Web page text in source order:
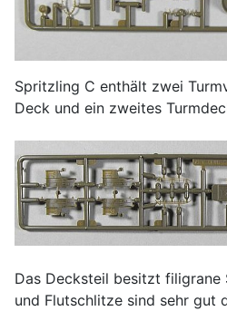
Spritzling C enthält zwei
Deck und ein zweites
Das Decksteil besitzt filigrane
und Flutschlitze sind sehr gut